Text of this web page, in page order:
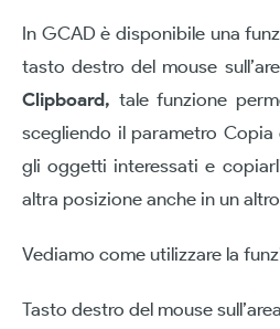
In GCAD è disponibile una
tasto destro del mouse
Clipboard, tale funzione
scegliendo il parametro Copia
gli oggetti interessati e
altra posizione anche in un
Vediamo come utilizzare la
Tasto destro del mouse